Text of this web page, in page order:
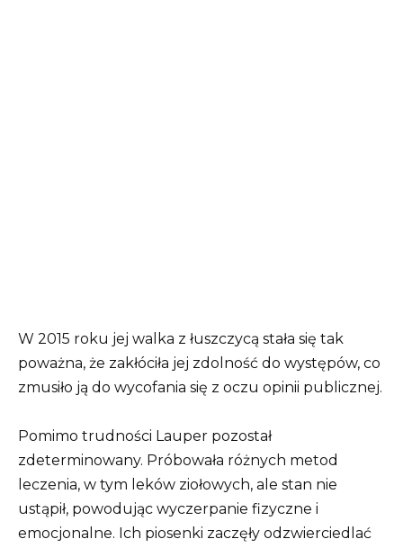
W 2015 roku jej walka z łuszczycą stała się tak
poważna, że ​​zakłóciła jej zdolność do występów, co
zmusiło ją do wycofania się z oczu opinii publicznej.
Pomimo trudności Lauper pozostał
zdeterminowany. Próbowała różnych metod
leczenia, w tym leków ziołowych, ale stan nie
ustąpił, powodując wyczerpanie fizyczne i
emocjonalne. Ich piosenki zaczęły odzwierciedlać